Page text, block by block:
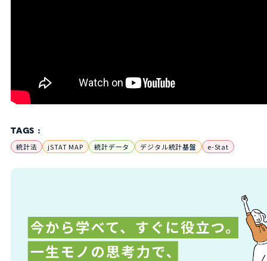
TAGS :
統計法 jSTAT MAP 統計データ デジタル統計基盤 e-Stat